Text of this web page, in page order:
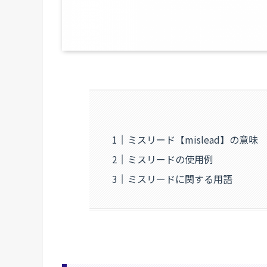
ミスリード【mislead】の意味
ミスリードの使用例
ミスリードに関する用語